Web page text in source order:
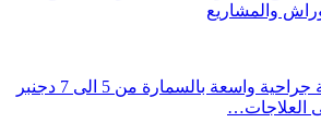
والمشاريع
تنظيم حملة طبية جراحية واسعة بالسمارة من 5 الى 7 دجنبر
العلاجات…